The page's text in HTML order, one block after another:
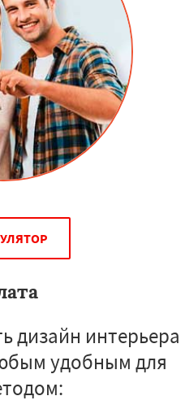
дизайн интерьера
удобным для